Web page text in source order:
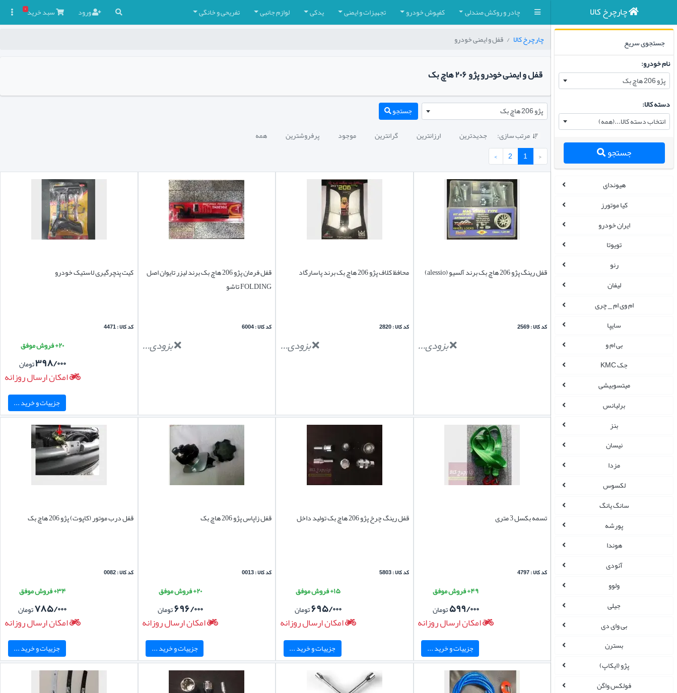
چادر و روکش صندلی کفپوش خودرو تجهیزات و ایمنی یدکی لوازم جانبی تفریحی و خانگی ورود سبدخرید۰ چارچرخ کالا
جستجوی سریع
نام خودرو:
پژو 206 هاچ بک
دسته کالا:
انتخاب دسته کالا...(همه)
جستجو
هیوندای
کیا موتورز
ایران خودرو
تویوتا
رنو
لیفان
ام وی ام _ چری
سایپا
بی ام و
جک KMC
میتسوبیشی
برلیانس
بنز
نیسان
مزدا
لکسوس
سانگ یانگ
پورشه
هوندا
آئودی
ولوو
جیلی
بی وای دی
بسترن
پژو (ایکاپ)
فولکس واگن
چارچرخ کالا قفل و ایمنی خودرو
قفل و ایمنی خودرو پژو ۲۰۶ هاچ بک
پژو 206 هاچ بک جستجو
 مرتب سازی: جدیدترین ارزانترین گرانترین موجود پرفروشترین
همه
‹
1
2
›
قفل رینگ پژو 206 هاچ بک برند آلسیو (alessio)
کد کالا : 2569
بزودی...
محافظ کلاف پژو 206 هاچ بک برند پاسارگاد
کد کالا : 2820
بزودی...
قفل فرمان پژو 206 هاچ بک برند لیزر تایوان اصل
FOLDING تاشو
کد کالا : 6004
بزودی...
کیت پنچرگیری لاستیک خودرو
کد کالا : 4471
۲۰+ فروش موفق
۳۹۸/۰۰۰تومان
امکان ارسال روزانه
جزییات و خرید ...
تسمه بکسل 3 متری
کد کالا : 4797
۴۹+ فروش موفق
۵۹۹/۰۰۰تومان
امکان ارسال روزانه
جزییات و خرید ...
قفل رینگ چرخ پژو 206 هاچ بک تولید داخل
کد کالا : 5803
۱۵+ فروش موفق
۶۹۵/۰۰۰تومان
امکان ارسال روزانه
جزییات و خرید ...
قفل زاپاس پژو 206 هاچ بک
کد کالا : 0013
۲۰+ فروش موفق
۶۹۶/۰۰۰تومان
امکان ارسال روزانه
جزییات و خرید ...
قفل درب موتور (کاپوت) پژو 206 هاچ بک
کد کالا : 0082
۳۴+ فروش موفق
۷۸۵/۰۰۰تومان
امکان ارسال روزانه
جزییات و خرید ...